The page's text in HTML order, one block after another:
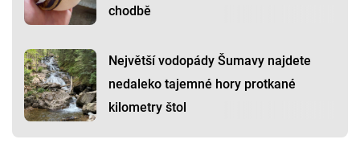
chodbě
Největší vodopády Šumavy najdete
nedaleko tajemné hory protkané
kilometry štol